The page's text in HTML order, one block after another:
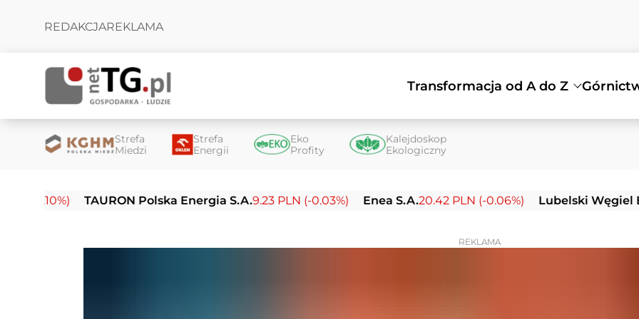
REDAKCJAREKLAMA
Transformacja od A do Z
Strefa
Miedzi
Strefa
Energii
Eko
Profity
Kalejdoskop
Ekologiczny
TAURON Polska Energia S.A.9.23 PLN (-0.03%) Enea S.A.20.42 PLN (-0.06%) Lubelski Węgiel
REKLAMA